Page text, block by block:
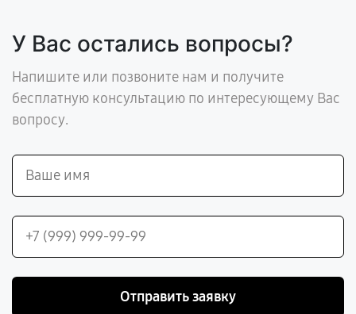
У Вас остались вопросы?
Напишите или позвоните нам и получите
бесплатную консультацию по интересующему Вас
вопросу.
Отправить заявку